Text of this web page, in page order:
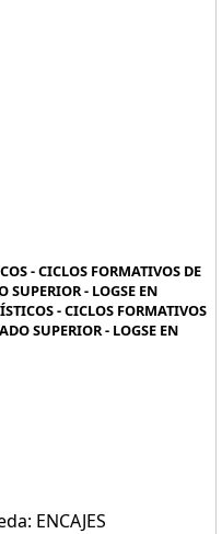
- CICLOS FORMATIVOS DE
SUPERIOR - LOGSE EN
- CICLOS FORMATIVOS
SUPERIOR - LOGSE EN
ENCAJES